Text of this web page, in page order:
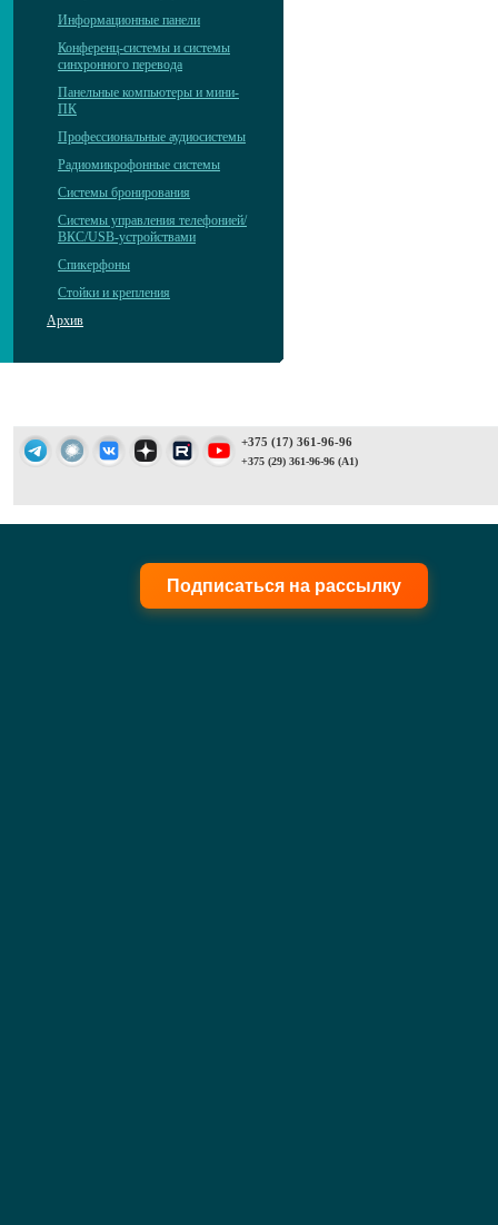
Информационные панели
Конференц-системы и системы
синхронного перевода
Панельные компьютеры и мини-
ПК
Профессиональные аудиосистемы
Радиомикрофонные системы
Системы бронирования
Системы управления телефонией/
ВКС/USB-устройствами
Спикерфоны
Стойки и крепления
Архив
+375 (17) 361-96-96
+375 (29) 361-96-96 (A1)
Подписаться на рассылку